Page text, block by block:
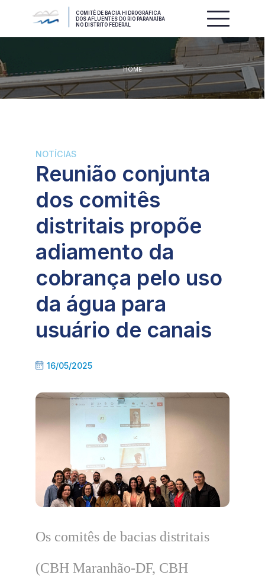
COMITÊ DE BACIA HIDROGRÁFICA
DOS AFLUENTES DO RIO PARANAÍBA
NO DISTRITO FEDERAL
HOME
NOTÍCIAS
Reunião conjunta
dos comitês
distritais propõe
adiamento da
cobrança pelo uso
da água para
usuário de canais
16/05/2025
Os comitês de bacias distritais
(CBH Maranhão-DF, CBH